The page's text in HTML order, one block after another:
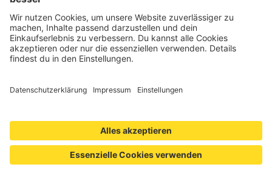
Batteriegesetz
Datenschutz
Widerrufsrecht
Datenschutzeinstellungen
Holz-Richter GmbH